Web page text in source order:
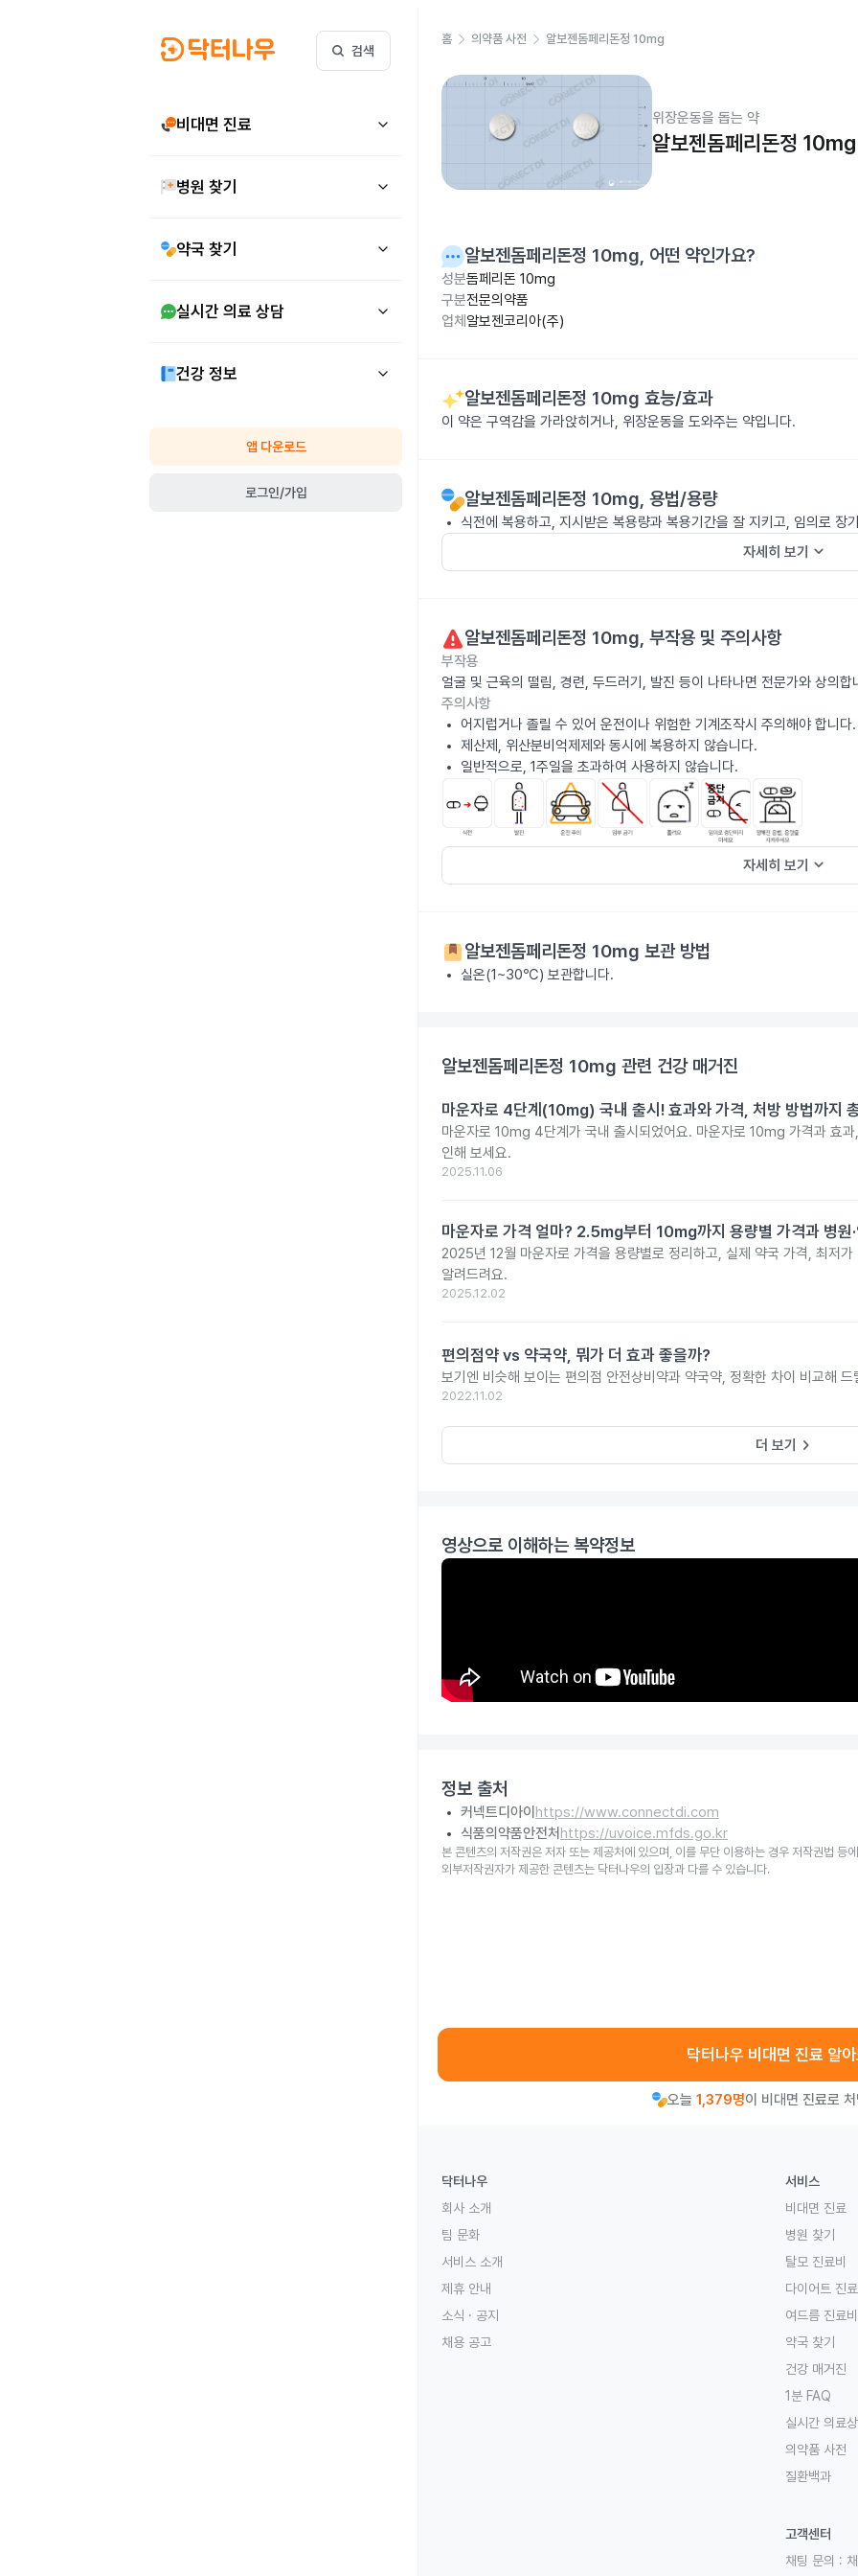
검색
비대면 진료
병원 찾기
약국 찾기
실시간 의료 상담
건강 정보
앱 다운로드
로그인/가입
홈 의약품 사전 알보젠돔페리돈정 10mg
위장운동을 돕는 약
알보젠돔페리돈정 10mg
알보젠돔페리돈정 10mg, 어떤 약인가요?
성분돔페리돈 10mg
구분전문의약품
업체 알보젠코리아(주)
알보젠돔페리돈정 10mg 효능/효과
이 약은 구역감을 가라앉히거나, 위장운동을 도와주는 약입니다.
알보젠돔페리돈정 10mg, 용법/용량
식전에 복용하고, 지시받은 복용량과 복용기간을 잘 지키고, 임의로 장
자세히 보기 keyboard_arrow_down
알보젠돔페리돈정 10mg, 부작용 및 주의사항
부작용
얼굴 및 근육의 떨림, 경련, 두드러기, 발진 등이 나타나면 전문가와 상의합
주의사항
어지럽거나 졸릴 수 있어 운전이나 위험한 기계조작시 주의해야 합니다.
제산제, 위산분비억제제와 동시에 복용하지 않습니다.
일반적으로, 1주일을 초과하여 사용하지 않습니다.
자세히 보기 keyboard_arrow_down
알보젠돔페리돈정 10mg 보관 방법
실온(1~30℃) 보관합니다.
알보젠돔페리돈정 10mg 관련 건강 매거진
마운자로 4단계(10mg) 국내 출시! 효과와 가격, 처방 방법까지
마운자로 10mg 4단계가 국내 출시되었어요. 마운자로 10mg 가격과 효
인해 보세요.
2025.11.06
마운자로 가격 얼마? 2.5mg부터 10mg까지 용량별 가격과 병원
2025년 12월 마운자로 가격을 용량별로 정리하고, 실제 약국 가격, 최저가
알려드려요.
2025.12.02
편의점약 vs 약국약, 뭐가 더 효과 좋을까?
보기엔 비슷해 보이는 편의점 안전상비약과 약국약, 정확한 차이 비교해 드
2022.11.02
더 보기 keyboard_arrow_right
영상으로 이해하는 복약정보
정보 출처
커넥트디아이 https://www.connectdi.com
식품의약품안전처 https://uvoice.mfds.go.kr
본 콘텐츠의 저작권은 저자 또는 제공처에 있으며, 이를 무단 이용하는 경우 저작권법 등
외부저작권자가 제공한 콘텐츠는 닥터나우의 입장과 다를 수 있습니다.
닥터나우 비대면 진료 알
오늘 1,379명이 비대면 진료로
닥터나우
회사 소개
팀 문화
서비스 소개
제휴 안내
소식 · 공지
채용 공고
서비스
비대면 진료
병원 찾기
탈모 진료비
다이어트 진
여드름 진료비
약국 찾기
건강 매거진
1분 FAQ
실시간 의료
의약품 사전
질환백과
고객센터
채팅 문의 :